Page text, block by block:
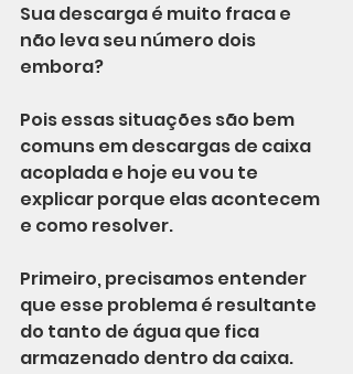
Sua descarga é muito fraca e
não leva seu número dois
embora?
Pois essas situações são bem
comuns em descargas de caixa
acoplada e hoje eu vou te
explicar porque elas acontecem
e como resolver.
Primeiro, precisamos entender
que esse problema é resultante
do tanto de água que fica
armazenado dentro da caixa.